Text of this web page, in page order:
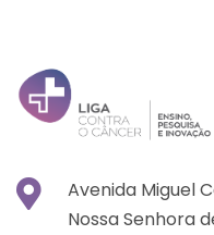
Avenida Miguel
Nossa Senhora